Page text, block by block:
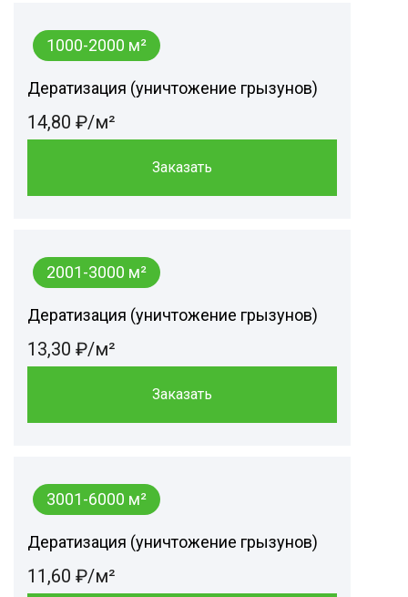
1000-2000 м²
Дератизация (уничтожение грызунов)
14,80 ₽/м²
Заказать
2001-3000 м²
Дератизация (уничтожение грызунов)
13,30 ₽/м²
Заказать
3001-6000 м²
Дератизация (уничтожение грызунов)
11,60 ₽/м²